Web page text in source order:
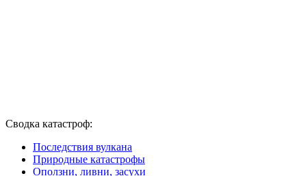
Сводка катастроф:
Последствия вулкана
Природные катастрофы
Оползни, ливни, засухи